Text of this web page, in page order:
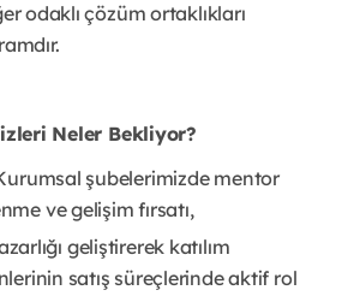
odaklı çözüm ortaklıkları
Neler Bekliyor?
şubelerimizde mentor
ve gelişim fırsatı,
geliştirerek katılım
satış süreçlerinde aktif rol